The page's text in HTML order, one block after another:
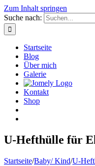
Zum Inhalt springen
Suche nach:
Startseite
Blog
Über mich
Galerie
Kontakt
Shop
U-Hefthülle für
Startseite/Baby/ Kind/U-